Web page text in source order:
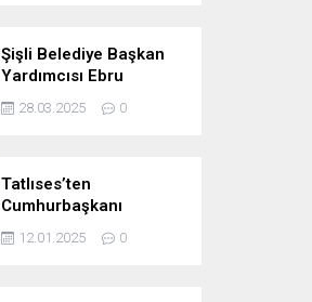
Şişli Belediye Başkan
Yardımcısı Ebru
Özdemir tutuklandı
28.03.2025 0
Tatlıses’ten
Cumhurbaşkanı
Erdoğan’a: Önümüzdeki
dönem
12.01.2025 0